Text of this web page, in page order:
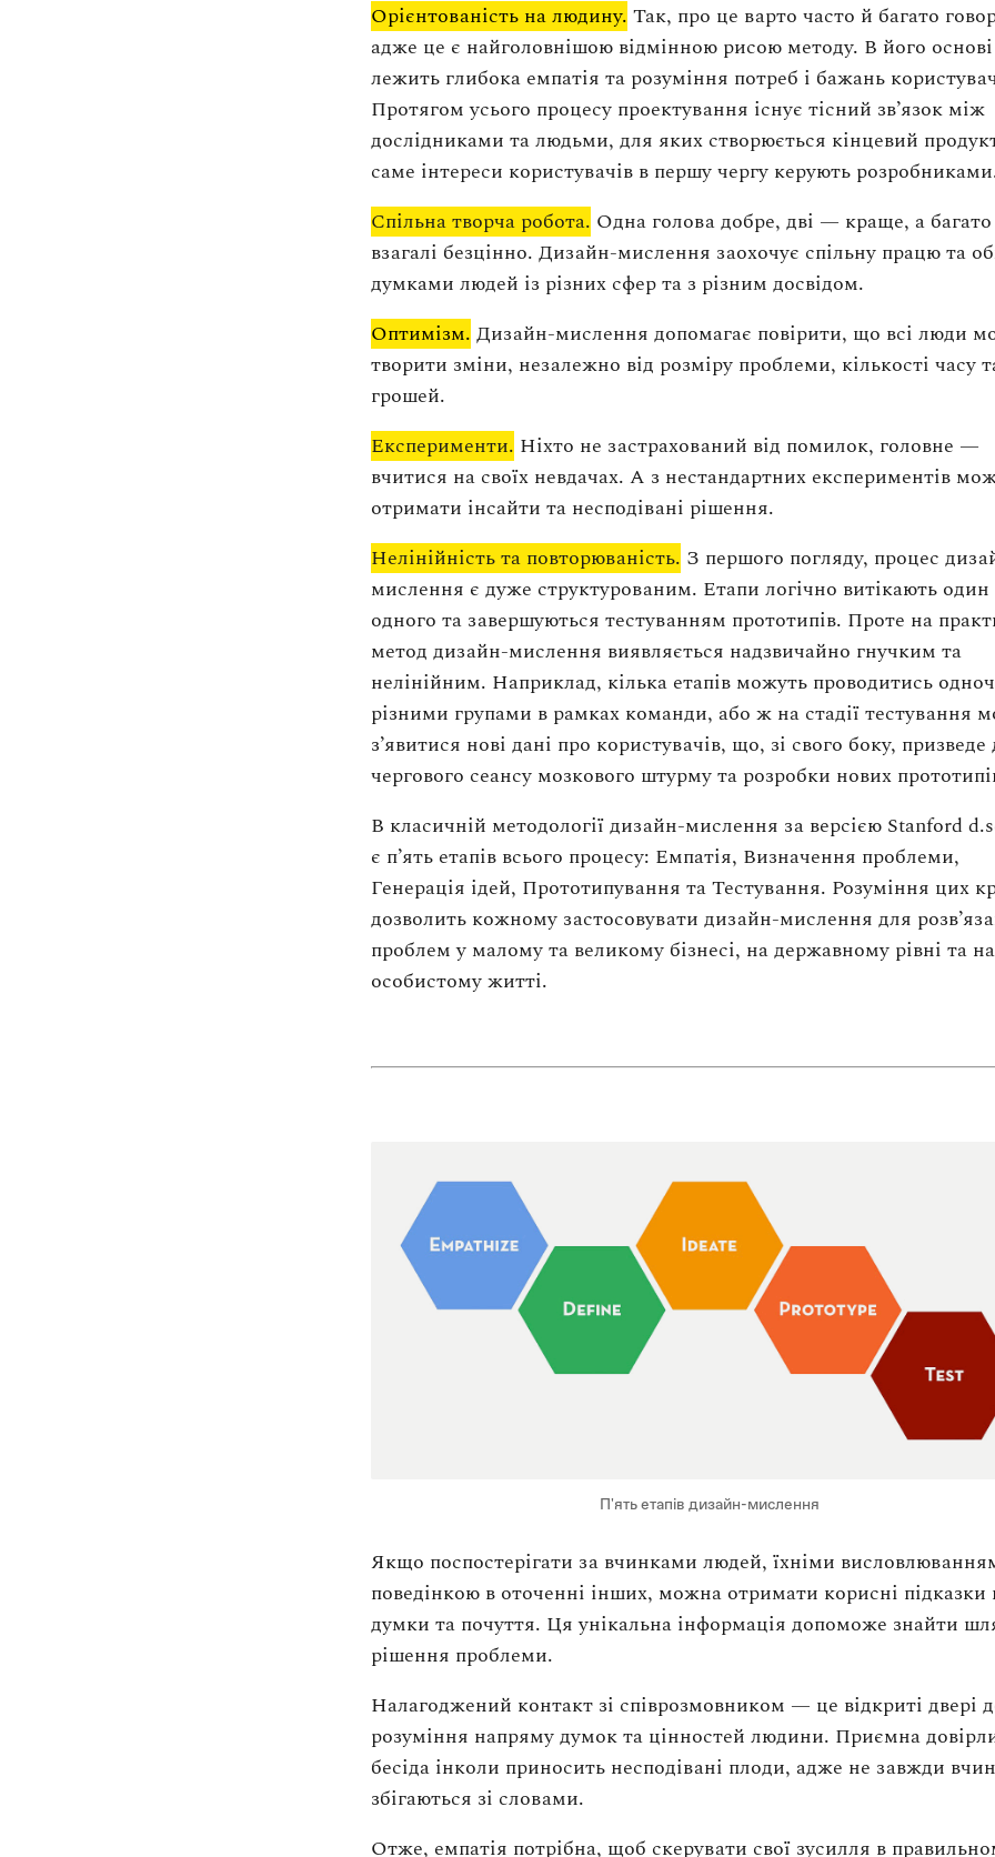
Орієнтованість на людину. Так, про це варто часто й багато
адже це є найголовнішою відмінною рисою методу. В його основі
лежить глибока емпатія та розуміння потреб і бажань
Протягом усього процесу проектування існує тісний зв’язок між
дослідниками та людьми, для яких створюється кінцевий
саме інтереси користувачів в першу чергу керують
Спільна творча робота. Одна голова добре, дві — краще, а
взагалі безцінно. Дизайн-мислення заохочує спільну працю та
думками людей із різних сфер та з різним досвідом.
Оптимізм. Дизайн-мислення допомагає повірити, що всі люди
творити зміни, незалежно від розміру проблеми, кількості часу
грошей.
Експерименти. Ніхто не застрахований від помилок, головне —
вчитися на своїх невдачах. А з нестандартних експериментів
отримати інсайти та несподівані рішення.
Нелінійність та повторюваність. З першого погляду, процес
мислення є дуже структурованим. Етапи логічно витікають один
одного та завершуються тестуванням прототипів. Проте на
метод дизайн-мислення виявляється надзвичайно гнучким та
нелінійним. Наприклад, кілька етапів можуть проводитись
різними групами в рамках команди, або ж на стадії тестування
з’явитися нові дані про користувачів, що, зі свого боку, призведе
чергового сеансу мозкового штурму та розробки нових
В класичній методології дизайн-мислення за версією Stanford
є п’ять етапів всього процесу: Емпатія, Визначення проблеми,
Генерація ідей, Прототипування та Тестування. Розуміння цих
дозволить кожному застосовувати дизайн-мислення для
проблем у малому та великому бізнесі, на державному рівні та
особистому житті.
П'ять етапів дизайн-мислення
Якщо поспостерігати за вчинками людей, їхніми
поведінкою в оточенні інших, можна отримати корисні підказки
думки та почуття. Ця унікальна інформація допоможе знайти
рішення проблеми.
Налагоджений контакт зі співрозмовником — це відкриті двері
розуміння напряму думок та цінностей людини. Приємна
бесіда інколи приносить несподівані плоди, адже не завжди
збігаються зі словами.
Отже, емпатія потрібна, щоб скерувати свої зусилля в